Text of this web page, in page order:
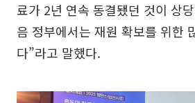
료가 2년 연속 동결됐던 것이 상
음 정부에서는 재원 확보를 위한
다”라고 말했다.